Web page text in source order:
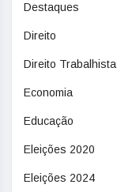
Destaques
Direito
Direito Trabalhista
Economia
Educação
Eleições 2020
Eleições 2024